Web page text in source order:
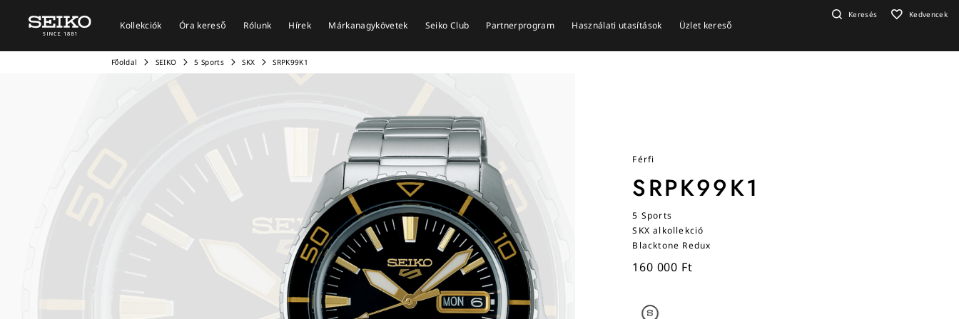
Kollekciók Óra kereső Rólunk Hírek Márkanagykövetek Seiko Club Partnerprogram Használati utasítások Üzlet kereső
Keresés Kedvencek
Főoldal SEIKO 5 Sports SKX SRPK99K1
Férfi
SRPK99K1
5 Sports
SKX alkollekció
Blacktone Redux
160 000 Ft